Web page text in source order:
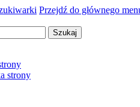
Przejdź do głównego